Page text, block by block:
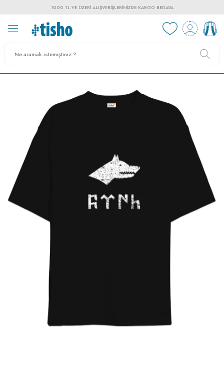
1000 TL VE ÜZERI ALIŞVERIŞLERINIZDE KARGO BEDAVA